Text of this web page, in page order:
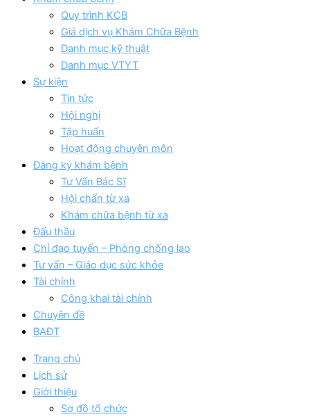
Quy trình KCB
Giá dịch vụ Khám Chữa Bệnh
Danh mục kỹ thuật
Danh mục VTYT
Sự kiện
Tin tức
Hội nghị
Tập huấn
Hoạt động chuyên môn
Đăng ký khám bệnh
Tư Vấn Bác Sĩ
Hội chẩn từ xa
Khám chữa bệnh từ xa
Đấu thầu
Chỉ đạo tuyến – Phòng chống lao
Tư vấn – Giáo dục sức khỏe
Tài chính
Công khai tài chính
Chuyên đề
BAĐT
Trang chủ
Lịch sử
Giới thiệu
Sơ đồ tổ chức